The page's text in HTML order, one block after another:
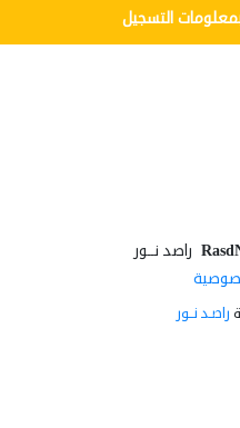
التسجيل
راصد نــور
راصـد نــور